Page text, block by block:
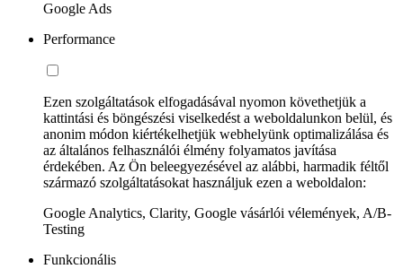
Google Ads
Performance
Ezen szolgáltatások elfogadásával nyomon követhetjük a
kattintási és böngészési viselkedést a weboldalunkon belül, és
anonim módon kiértékelhetjük webhelyünk optimalizálása és
az általános felhasználói élmény folyamatos javítása
érdekében. Az Ön beleegyezésével az alábbi, harmadik féltől
származó szolgáltatásokat használjuk ezen a weboldalon:
Google Analytics, Clarity, Google vásárlói vélemények, A/B-
Testing
Funkcionális